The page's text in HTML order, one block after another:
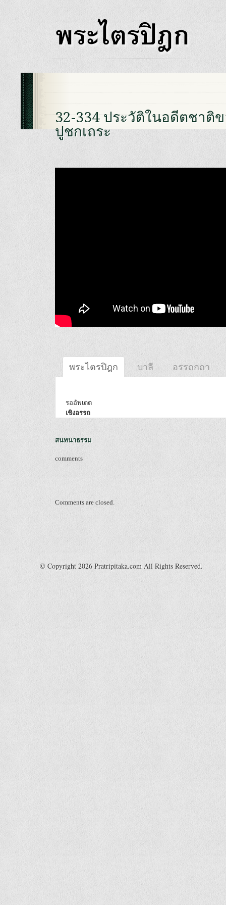
32-334 ประวัติในอดีตชาติ
ปูชกเถระ
พระไตรปิฎก บาลี อรรถกถา
รออัพเดต
เชิงอรรถ
สนทนาธรรม
comments
Comments are closed.
© Copyright 2026 Pratripitaka.com All Rights Reserved.